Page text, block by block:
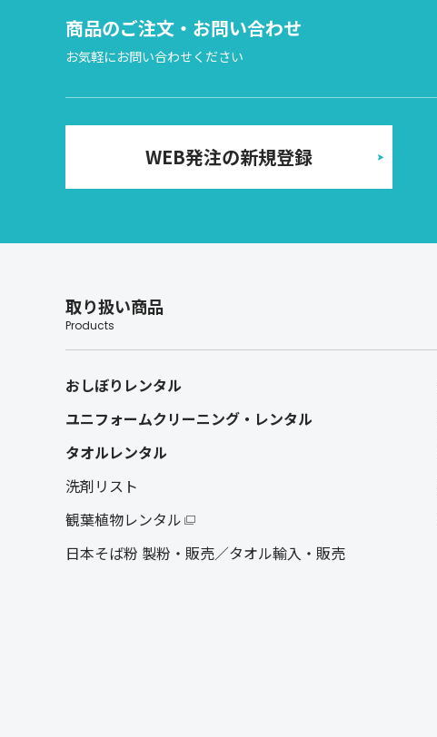
商品のご注文・お問い合わせ
お気軽にお問い合わせください
WEB発注の新規登録
取り扱い商品
Products
おしぼりレンタル
ユニフォームクリーニング・レンタル
タオルレンタル
洗剤リスト
観葉植物レンタル
日本そば粉 製粉・販売／タオル輸入・販売